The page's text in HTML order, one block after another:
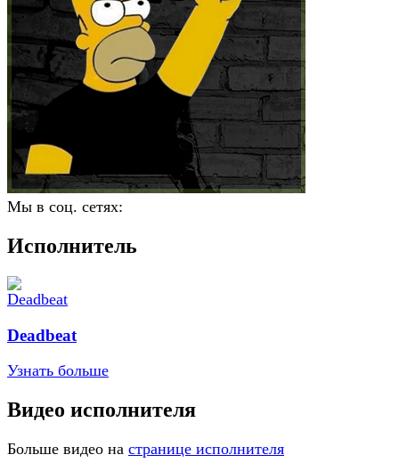
Мы в соц. сетях:
Исполнитель
Deadbeat
Узнать больше
Видео исполнителя
Больше видео на странице исполнителя